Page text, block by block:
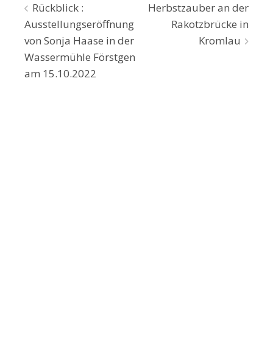
Beitragsnavigation
Rückblick :
Ausstellungseröffnung
von Sonja Haase in der
Wassermühle Förstgen
am 15.10.2022
Herbstzauber an der
Rakotzbrücke in
Kromlau